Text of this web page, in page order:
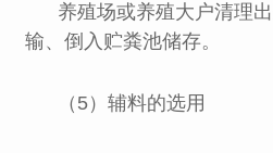
养殖场或养殖大户清理
输、倒入贮粪池储存。
（5）辅料的选用